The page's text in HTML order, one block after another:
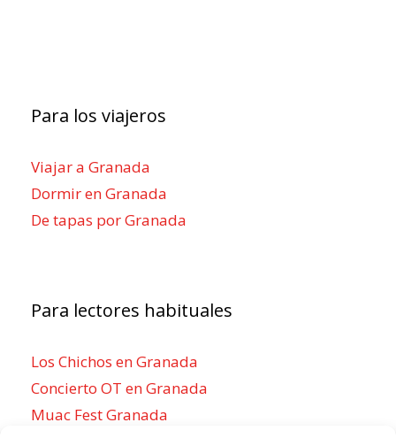
Para los viajeros
Viajar a Granada
Dormir en Granada
De tapas por Granada
Para lectores habituales
Los Chichos en Granada
Concierto OT en Granada
Muac Fest Granada